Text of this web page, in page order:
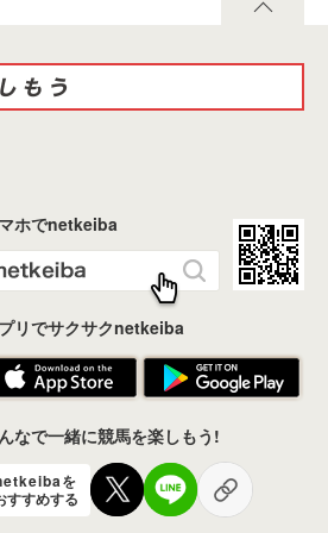
ホでnetkeiba
リでサクサクnetkeiba
なで一緒に競馬を楽しもう!
を
すすめする